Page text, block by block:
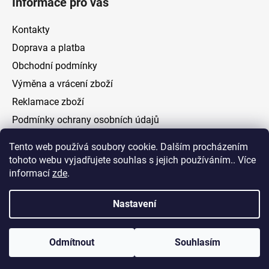
Tento web používá soubory cookie. Dalším procházením
tohoto webu vyjadřujete souhlas s jejich používáním.. Více
informací zde.
Nastavení
Odmítnout Souhlasím
Kontakty
Doprava a platba
Obchodní podmínky
Výměna a vrácení zboží
Reklamace zboží
Podmínky ochrany osobních údajů
Facebook
Vytvořil Shoptet
Copyright 2026ELOAS.cz
. Všechna práva vyhrazena.
Upravit nastavení cookies